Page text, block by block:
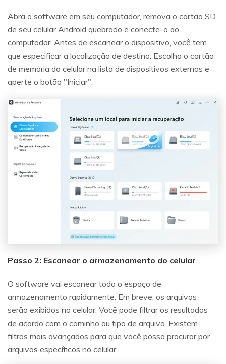
Abra o software em seu computador, remova o cartão SD
de seu celular Android quebrado e conecte-o ao
computador. Antes de escanear o dispositivo, você tem
que especificar a localização de destino. Escolha o cartão
de memória do celular na lista de dispositivos externos e
aperte o botão "Iniciar".
Passo 2: Escanear o armazenamento do celular
O software vai escanear todo o espaço de
armazenamento rapidamente. Em breve, os arquivos
serão exibidos no celular. Você pode filtrar os resultados
de acordo com o caminho ou tipo de arquivo. Existem
filtros mais avançados para que você possa procurar por
arquivos específicos no celular.